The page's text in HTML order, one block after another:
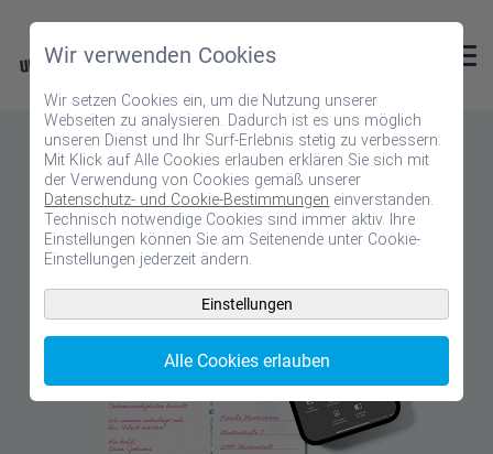
Wir verwenden Cookies
Wir setzen Cookies ein, um die Nutzung unserer
Webseiten zu analysieren. Dadurch ist es uns möglich
unseren Dienst und Ihr Surf-Erlebnis stetig zu verbessern.
Mit Klick auf Alle Cookies erlauben erklären Sie sich mit
der Verwendung von Cookies gemäß unserer
Datenschutz- und Cookie-Bestimmungen einverstanden.
Technisch notwendige Cookies sind immer aktiv. Ihre
Einstellungen können Sie am Seitenende unter Cookie-
Einstellungen jederzeit ändern.
Einstellungen
Alle Cookies erlauben